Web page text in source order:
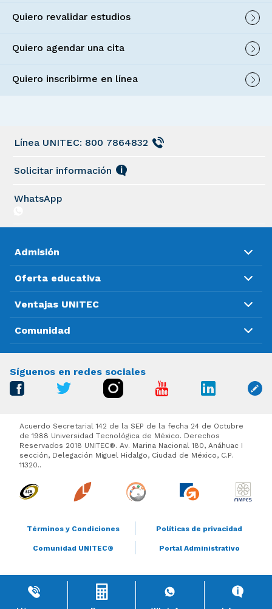
Quiero revalidar estudios
Quiero agendar una cita
Quiero inscribirme en línea
Línea UNITEC: 800 7864832
Solicitar información
WhatsApp
Admisión
Oferta educativa
Ventajas UNITEC
Comunidad
Síguenos en redes sociales
Términos y Condiciones Políticas de privacidad
Comunidad UNITEC® Portal Administrativo
Acuerdo Secretarial 142 de la SEP de la fecha 24 de Octubre
de 1988 Universidad Tecnológica de México. Derechos
Reservados 2018 UNITEC®. Av. Marina Nacional 180, Anáhuac I
sección, Delegación Miguel Hidalgo, Ciudad de México, C.P.
11320..